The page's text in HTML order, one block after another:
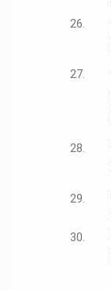
26.
27.
28.
29.
30.